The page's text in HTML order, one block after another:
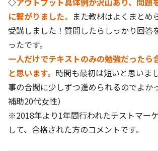
に繋がりました。 また教材はよくまとめ
受講しました！質問したらしっかり回答
ったです。
一人だけでテキストのみの勉強だったら
と思います。 時間も最初は短いと思いま
事の合間に少しずつ進められるのでよか
補助20代女性）
※2018年より1年間行われたテストマー
して、合格された方のコメントです。